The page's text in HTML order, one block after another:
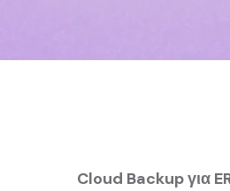
Cloud Backup για